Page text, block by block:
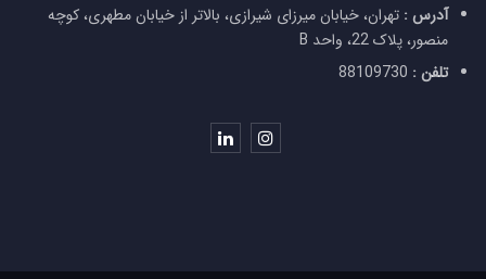
آدرس : تهران، خیابان میرزای شیرازی، بالاتر از خیابان مطهری، کوچه
منصور، پلاک 22، واحد B
تلفن :